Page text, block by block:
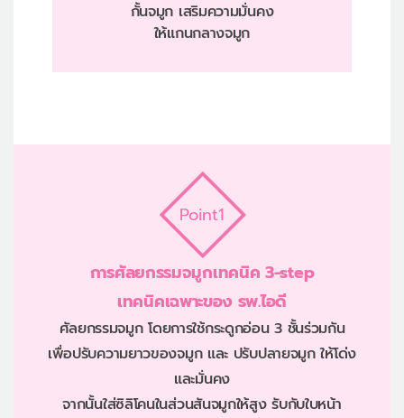
กั้นจมูก เสริมความมั่นคง
ให้แกนกลางจมูก
Point1
การศัลยกรรมจมูกเทคนิค 3-step
เทคนิคเฉพาะของ รพ.ไอดี
ศัลยกรรมจมูก โดยการใช้กระดูกอ่อน 3 ชั้นร่วมกัน
เพื่อปรับความยาวของจมูก และ ปรับปลายจมูก ให้โด่ง
และมั่นคง
จากนั้นใส่ซิลิโคนในส่วนสันจมูกให้สูง รับกับใบหน้า